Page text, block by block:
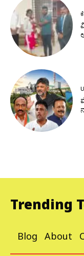
Trending
Blog About